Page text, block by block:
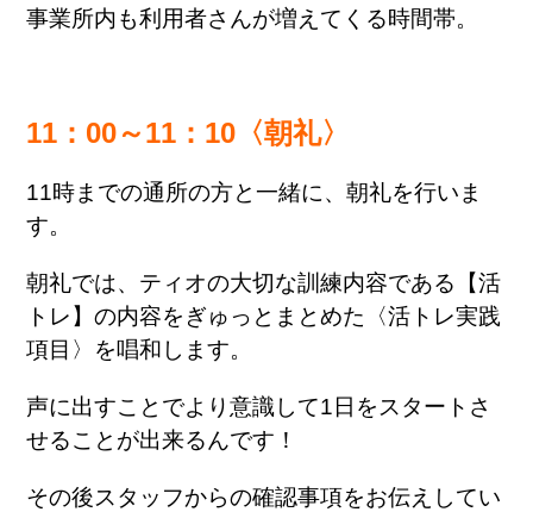
事業所内も利用者さんが増えてくる時間帯。
11：00～11：10〈朝礼〉
11時までの通所の方と一緒に、朝礼を行いま
す。
朝礼では、ティオの大切な訓練内容である【活
トレ】の内容をぎゅっとまとめた〈活トレ実践
項目〉を唱和します。
声に出すことでより意識して1日をスタートさ
せることが出来るんです！
その後スタッフからの確認事項をお伝えしてい